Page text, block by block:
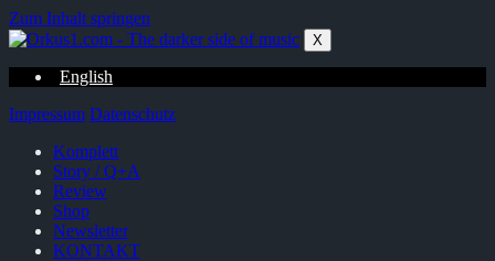
Zum Inhalt springen
X
English
Impressum Datenschutz
Komplett
Story / Q+A
Review
Shop
Newsletter
KONTAKT